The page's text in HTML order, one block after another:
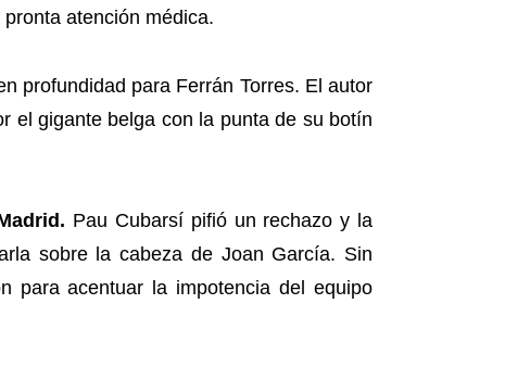
atención médica.
profundidad para Ferrán Torres. El autor
el gigante belga con la punta de su botín
Pau Cubarsí pifió un rechazo y la
sobre la cabeza de Joan García. Sin
para acentuar la impotencia del equipo